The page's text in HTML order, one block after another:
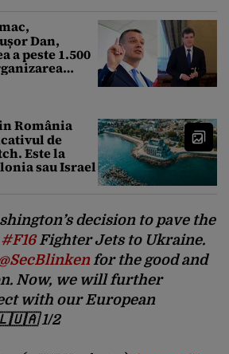
Dan,
a peste 1.500
România
de
Este la
sau Israel
decision to pave the
#F16Fighter Jets to Ukraine.
for the good and
Now, we will further
with our European
1/2